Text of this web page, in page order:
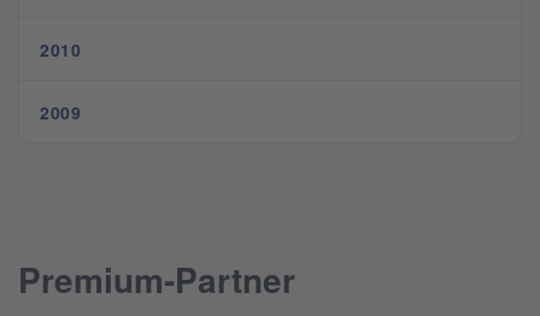
2010
2009
Premium-Partner